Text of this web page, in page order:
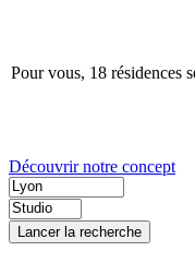
Pour vous, 18 résidences
Découvrir notre concept
Lancer la recherche